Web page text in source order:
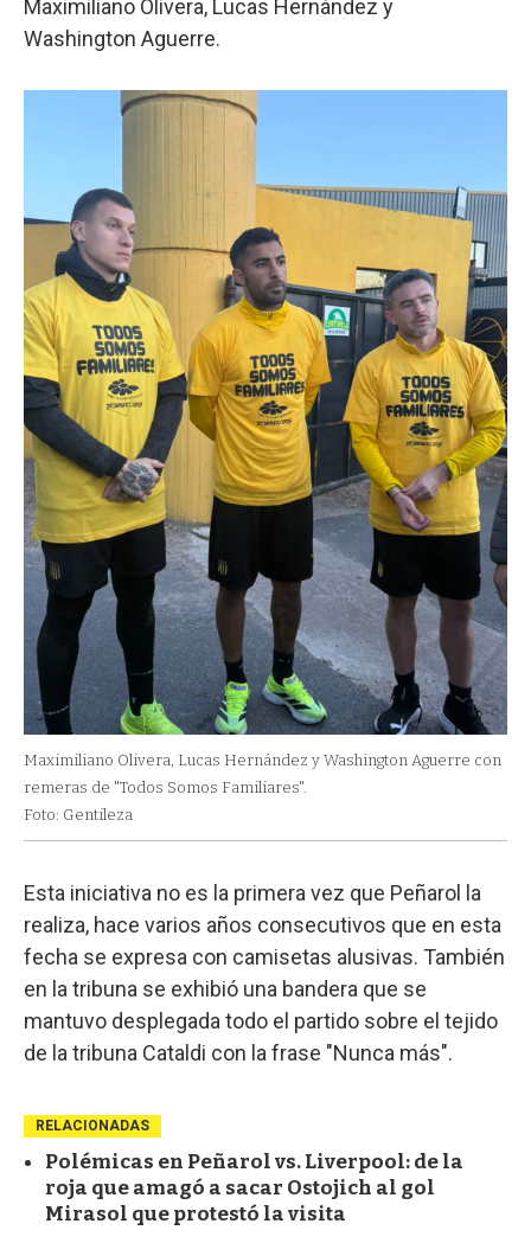
Maximiliano Olivera, Lucas Hernández y
Washington Aguerre.
Maximiliano Olivera, Lucas Hernández y Washington Aguerre con
remeras de "Todos Somos Familiares".
Foto: Gentileza
Esta iniciativa no es la primera vez que Peñarol la
realiza, hace varios años consecutivos que en esta
fecha se expresa con camisetas alusivas. También
en la tribuna se exhibió una bandera que se
mantuvo desplegada todo el partido sobre el tejido
de la tribuna Cataldi con la frase "Nunca más".
RELACIONADAS
Polémicas en Peñarol vs. Liverpool: de la
roja que amagó a sacar Ostojich al gol
Mirasol que protestó la visita